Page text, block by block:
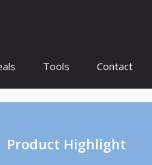
Tools Contact
Product Highlight